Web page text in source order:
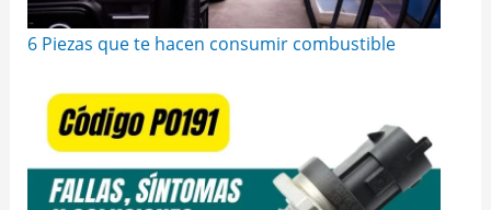
6 Piezas que te hacen consumir combustible